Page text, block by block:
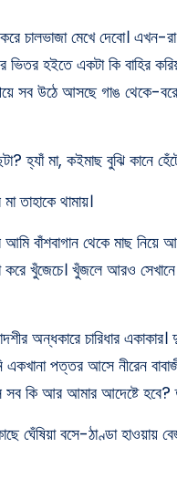
চালভাজা মেখে দেবো। এখন-
হইতে একটা কি বাহির
সব উঠে আসছে গাঙ থেকে-
হ্যাঁ মা, কইমাছ বুঝি
তাহাকে থামায়।
বাঁশবাগান থেকে মাছ নিয়ে
করে খুঁজেচে। খুঁজলে আরও
অন্ধকারে চারিধার
পত্তর আসে নীরেন
সব কি আর আমার আদেষ্টে
ঘেঁষিয়া বসে-ঠাণ্ডা